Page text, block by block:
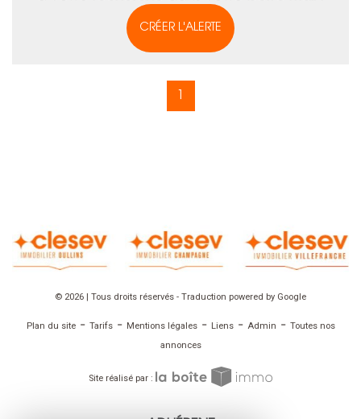
CRÉER L'ALERTE
© 2026 | Tous droits réservés - Traduction powered by Google
Plan du site- Tarifs- Mentions légales- Liens- Admin - Toutes nos
annonces
Site réalisé par :